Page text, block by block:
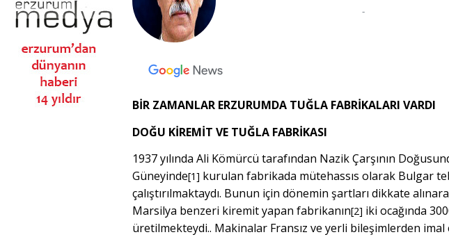
-
BİR ZAMANLAR ERZURUMDA TUĞLA FABRİKALARI VARDI
DOĞU KİREMİT VE TUĞLA FABRİKASI
1937 yılında Ali Kömürcü tarafından Nazik Çarşının
Güneyinde[1] kurulan fabrikada mütehassıs olarak Bulgar
çalıştırılmaktaydı. Bunun için dönemin şartları dikkate
Marsilya benzeri kiremit yapan fabrikanın[2] iki ocağında
üretilmekteydi.. Makinalar Fransız ve yerli bileşimlerden